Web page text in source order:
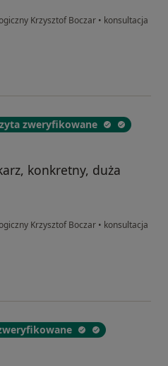
Krzysztof Boczar • konsultacja
zweryfikowane
konkretny, duża
Krzysztof Boczar • konsultacja